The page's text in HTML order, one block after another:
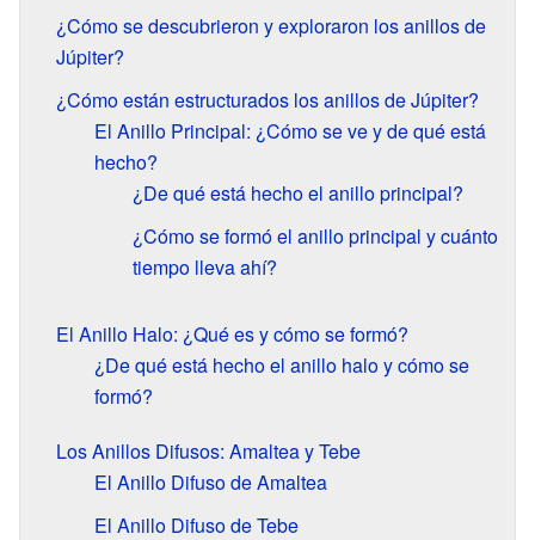
¿Cómo se descubrieron y exploraron los anillos de
Júpiter?
¿Cómo están estructurados los anillos de Júpiter?
El Anillo Principal: ¿Cómo se ve y de qué está
hecho?
¿De qué está hecho el anillo principal?
¿Cómo se formó el anillo principal y cuánto
tiempo lleva ahí?
El Anillo Halo: ¿Qué es y cómo se formó?
¿De qué está hecho el anillo halo y cómo se
formó?
Los Anillos Difusos: Amaltea y Tebe
El Anillo Difuso de Amaltea
El Anillo Difuso de Tebe